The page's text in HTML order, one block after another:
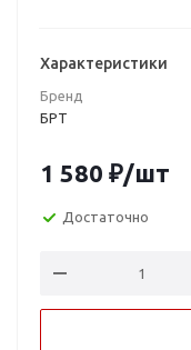
Характеристики
Бренд
БРТ
1 580 ₽/шт
Достаточно